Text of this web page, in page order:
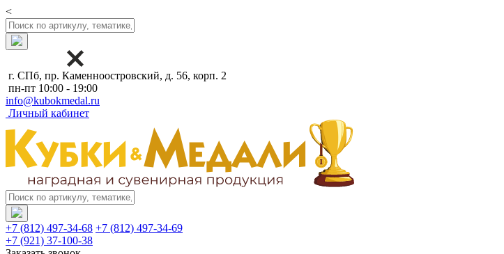
<
г. СПб, пр. Каменноостровский, д. 56, корп. 2
пн-пт 10:00 - 19:00
info@kubokmedal.ru
Личный кабинет
+7 (812) 497-34-68 +7 (812) 497-34-69
+7 (921) 37-100-38